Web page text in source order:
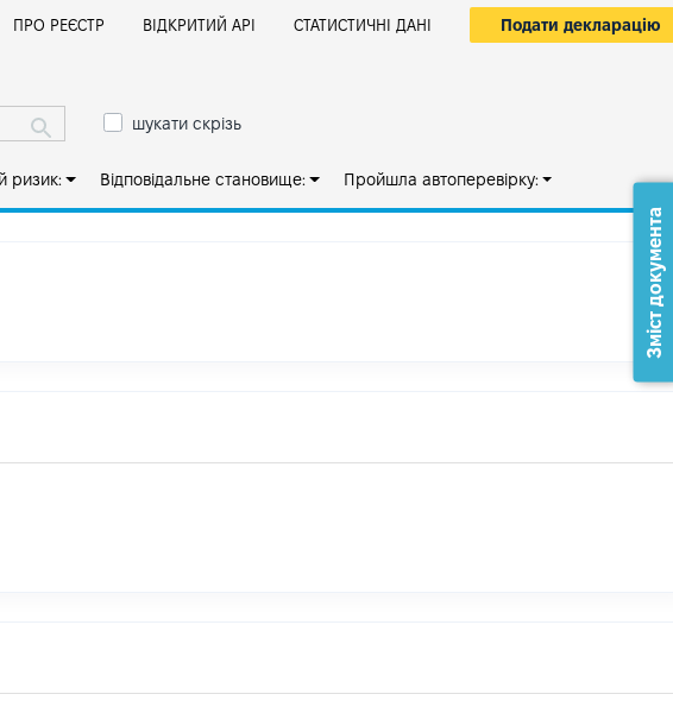
ПРО РЕЄСТР ВІДКРИТИЙ АРІ СТАТИСТИЧНІ ДАНІ Подати декларацію
шукати скрізь
ризик: Відповідальне становище: Пройшла автоперевірку:
Зміст документа